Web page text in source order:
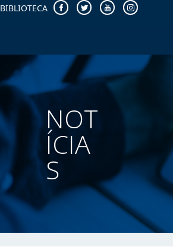
BIBLIOTECA
NOT
ÍCIA
S